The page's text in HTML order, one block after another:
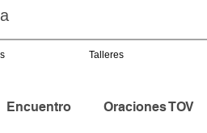
Talleres
Encuentro Oraciones TOV